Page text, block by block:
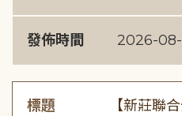
發佈時間 2026-
標題
【新莊聯